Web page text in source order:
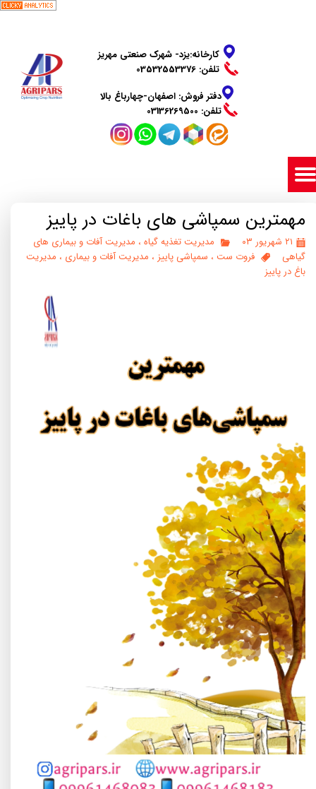
دفتر فروش: اصفهان-چهارباغ بالا
​​​​​​​تلفن: 03136269500
​​​​​​​کارخانه:یزد- شهرک صنعتی مهریز
تلفن: 03532553376
مهمترین سمپاشی های باغات در پاییز
۲۱ شهریور ۰۳ مدیریت تغذیه گیاه ، مدیریت آفات و بیماری های
گیاهی
فروت ست ، سمپاشی پاییز ، مدیریت آفات و بیماری ، مدیریت
باغ در پاییز